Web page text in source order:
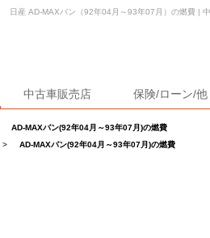
中古車販売店 保険/ローン/他
AD-MAXバン(92年04月～93年07月)の燃費
> AD-MAXバン(92年04月～93年07月)の燃費
日産 AD-MAXバン（92年04月～93年07月）の燃費 |